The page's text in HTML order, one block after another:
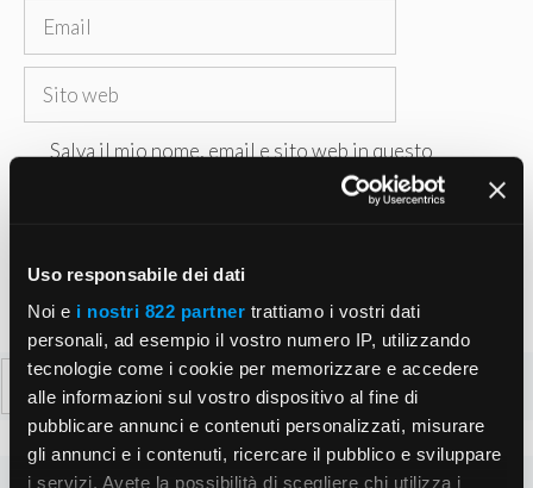
Uso responsabile dei dati
Noi e i nostri 822 partner trattiamo i vostri dati
personali, ad esempio il vostro numero IP, utilizzando
tecnologie come i cookie per memorizzare e accedere
alle informazioni sul vostro dispositivo al fine di
pubblicare annunci e contenuti personalizzati, misurare
gli annunci e i contenuti, ricercare il pubblico e sviluppare
i servizi. Avete la possibilità di scegliere chi utilizza i
Email
Sito
Salva il mio nome, email e sito web in questo
browser per la prossima volta che commento.
Ricerca
per: